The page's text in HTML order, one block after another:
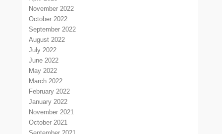
November 2022
October 2022
September 2022
August 2022
July 2022
June 2022
May 2022
March 2022
February 2022
January 2022
November 2021
October 2021